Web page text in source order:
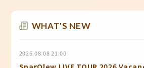
WHAT'S NEW
2026.08.08 21:00